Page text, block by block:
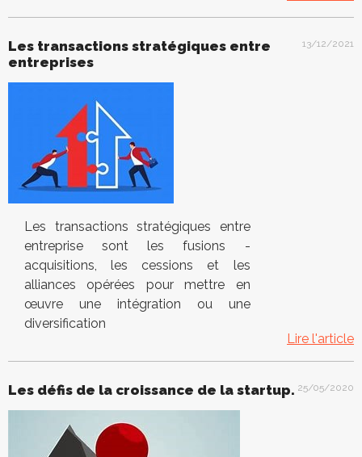
Les transactions stratégiques entre
entreprises
13/12/2021
Les transactions stratégiques entre
entreprise sont les fusions -
acquisitions, les cessions et les
alliances opérées pour mettre en
œuvre une intégration ou une
diversification
Lire l'article
Les défis de la croissance de la startup. 25/05/2020